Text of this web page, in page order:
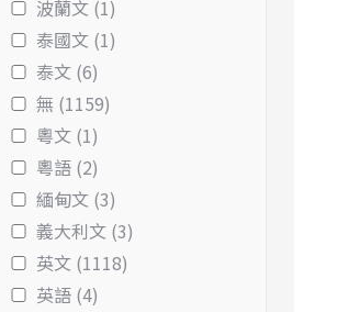
波蘭文 (1)
泰國文 (1)
泰文 (6)
無 (1159)
粵文 (1)
粵語 (2)
緬甸文 (3)
義大利文 (3)
英文 (1118)
英語 (4)